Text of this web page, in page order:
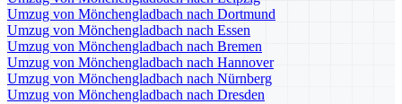
Umzug von Mönchengladbach nach Dortmund
Umzug von Mönchengladbach nach Essen
Umzug von Mönchengladbach nach Bremen
Umzug von Mönchengladbach nach Hannover
Umzug von Mönchengladbach nach Nürnberg
Umzug von Mönchengladbach nach Dresden